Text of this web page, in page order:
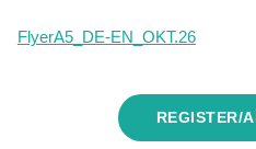
FlyerA5_DE-EN_OKT.26
REGISTER/